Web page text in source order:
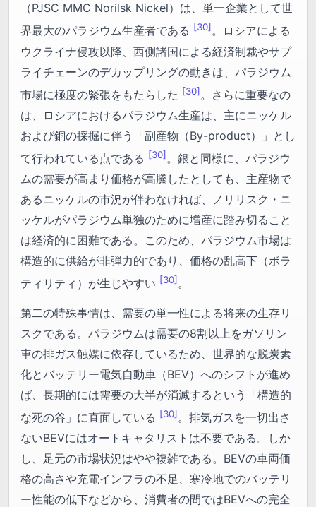
（PJSC MMC Norilsk Nickel）は、単一企業として世
界最大のパラジウム生産者である [30] 。ロシアによる
ウクライナ侵攻以降、西側諸国による経済制裁やサプ
ライチェーンのデカップリングの動きは、パラジウム
市場に極度の緊張をもたらした [30] 。さらに重要なの
は、ロシアにおけるパラジウム生産は、主にニッケル
および銅の採掘に伴う「副産物（By-product）」とし
て行われている点である [30] 。銀と同様に、パラジウ
ムの需要が高まり価格が高騰したとしても、主産物で
あるニッケルの市況が伴わなければ、ノリリスク・ニ
ッケルがパラジウム単独のために増産に踏み切ること
は経済的に困難である。このため、パラジウム市場は
構造的に供給が非弾力的であり、価格の乱高下（ボラ
ティリティ）が生じやすい [30] 。
第二の特殊事情は、需要の単一性による将来の生存リ
スクである。パラジウムは需要の8割以上をガソリン
車の排ガス触媒に依存しているため、世界的な脱炭素
化とバッテリー電気自動車（BEV）へのシフトが進め
ば、長期的には需要の大半が消滅するという「構造的
な死の谷」に直面している [30] 。排気ガスを一切出さ
ないBEVにはオートキャタリストは不要である。しか
し、足元の市場状況はやや複雑である。BEVの車両価
格の高さや充電インフラの不足、寒冷地でのバッテリ
ー性能の低下などから、消費者の間ではBEVへの完全